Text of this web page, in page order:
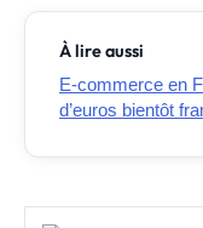
À lire aussi
E-commerce en
d’euros bientôt